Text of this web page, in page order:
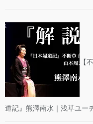
【
道記』熊澤南水｜浅草ユー